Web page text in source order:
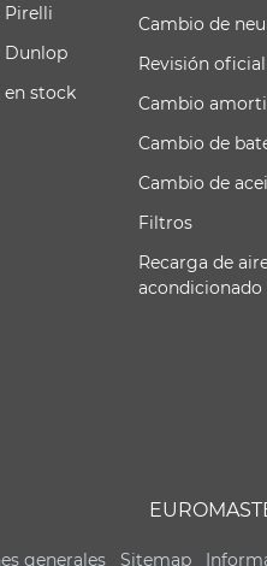
Pirelli
Dunlop
stock
Cambio de
Revisión oficial
Cambio
Cambio de
Cambio de
Filtros
Recarga de
acondicionado
generales Sitemap